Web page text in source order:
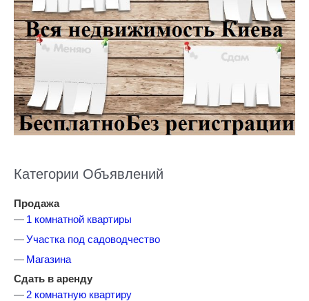
Категории Объявлений
Продажа
1 комнатной квартиры
Участка под садоводчество
Магазина
Сдать в аренду
2 комнатную квартиру